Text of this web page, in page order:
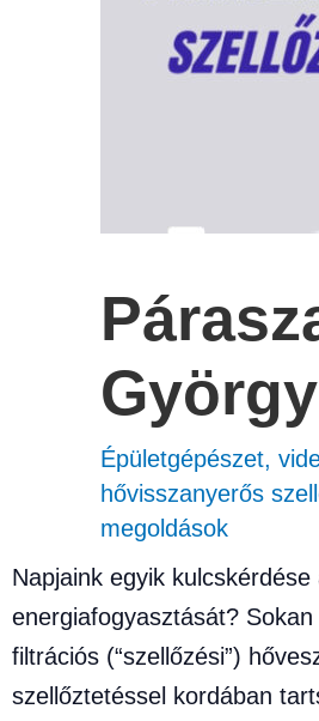
György
Épületgépészet,
hővisszanyerős
megoldások
Napjaink egyik
energiafogyasztását?
filtrációs (“szellőzési”)
szellőztetéssel kordában